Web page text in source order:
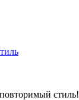
стиль!